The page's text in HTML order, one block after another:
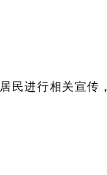
民进行相关宣传